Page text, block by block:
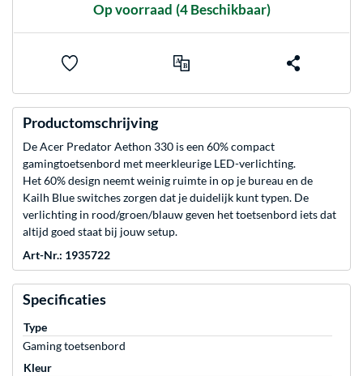
Op voorraad (4 Beschikbaar)
Productomschrijving
De Acer Predator Aethon 330 is een 60% compact
gamingtoetsenbord met meerkleurige LED-verlichting.
Het 60% design neemt weinig ruimte in op je bureau en de
Kailh Blue switches zorgen dat je duidelijk kunt typen. De
verlichting in rood/groen/blauw geven het toetsenbord iets dat
altijd goed staat bij jouw setup.
Art-Nr.: 1935722
Specificaties
Type
Gaming toetsenbord
Kleur